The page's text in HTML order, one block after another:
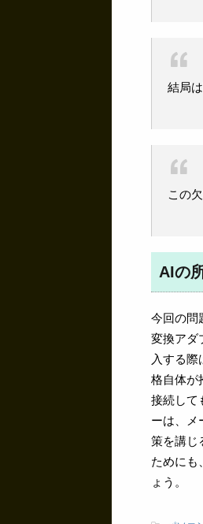
結局
この
AIの
今回の問
変換アダ
入する
格自体が
接続して
ーは、メ
策を講じ
ためにも
ょう。